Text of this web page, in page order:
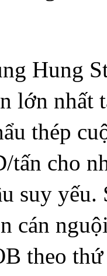
Hung
lớn nhất
thép
tấn cho
suy
cán
theo